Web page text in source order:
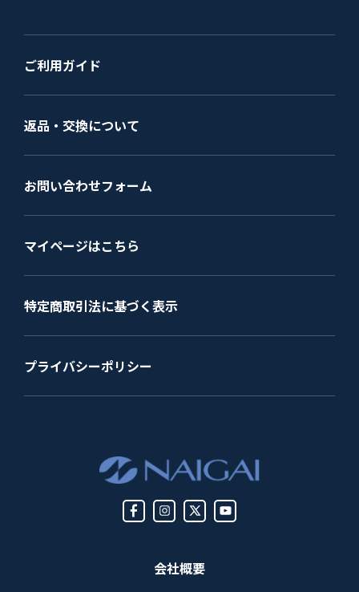
会社概要
ご利用ガイド
返品・交換について
お問い合わせフォーム
マイページはこちら
特定商取引法に基づく表示
プライバシーポリシー